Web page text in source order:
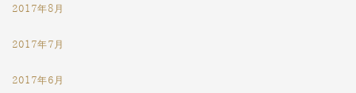
2017年8月
2017年7月
2017年6月